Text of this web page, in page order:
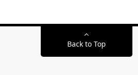
Back to Top